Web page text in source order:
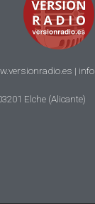
|
Elche (Alicante)